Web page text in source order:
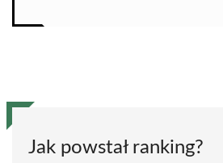
Jak powstał ranking?